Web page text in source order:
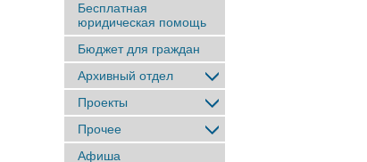
Бесплатная
юридическая помощь
Бюджет для граждан
Архивный отдел
Проекты
Прочее
Афиша